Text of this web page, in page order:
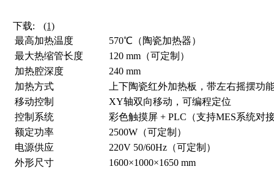
下载:
(1)
最高加热温度
570℃（陶瓷加热器）
最大热缩管长度
120 mm（可定制）
加热腔深度
240 mm
加热方式
上下陶瓷红外加热板，带左右摇摆功
移动控制
XY轴双向移动，可编程定位
控制系统
彩色触摸屏 + PLC（支持MES系统对
额定功率
2500W（可定制）
电源供应
220V 50/60Hz（可定制）
外形尺寸
1600×1000×1650 mm